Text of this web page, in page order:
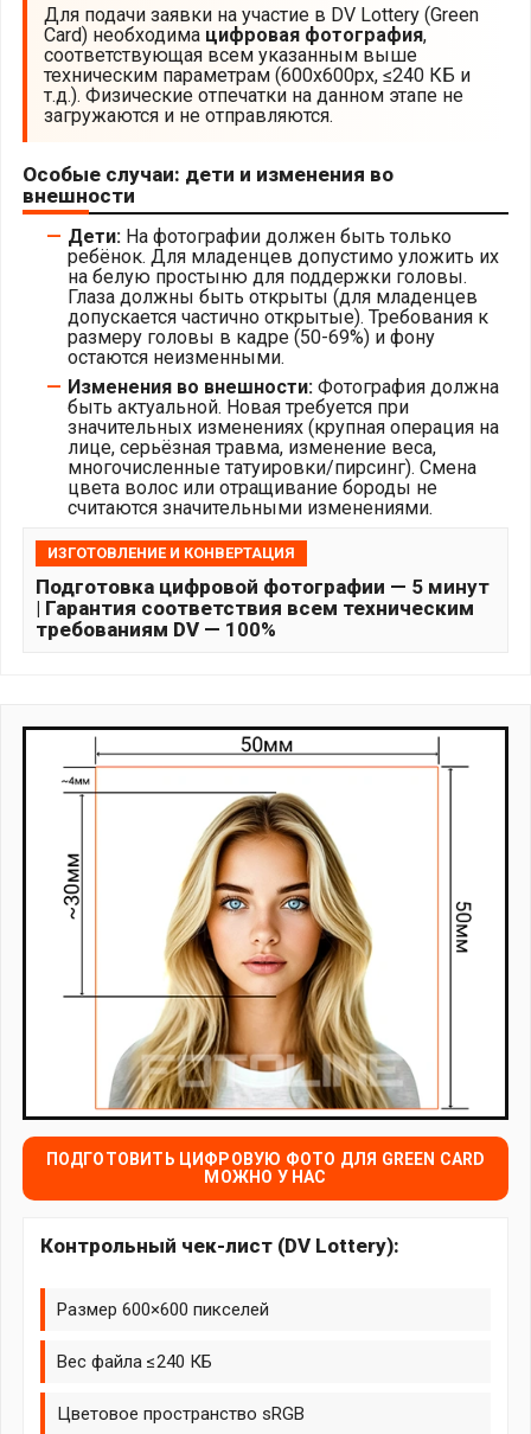
Для подачи заявки на участие в DV Lottery (Green
Card) необходима цифровая фотография,
соответствующая всем указанным выше
техническим параметрам (600x600px, ≤240 КБ и
т.д.). Физические отпечатки на данном этапе не
загружаются и не отправляются.
Особые случаи: дети и изменения во
внешности
Дети: На фотографии должен быть только
ребёнок. Для младенцев допустимо уложить их
на белую простыню для поддержки головы.
Глаза должны быть открыты (для младенцев
допускается частично открытые). Требования к
размеру головы в кадре (50-69%) и фону
остаются неизменными.
Изменения во внешности: Фотография должна
быть актуальной. Новая требуется при
значительных изменениях (крупная операция на
лице, серьёзная травма, изменение веса,
многочисленные татуировки/пирсинг). Смена
цвета волос или отращивание бороды не
считаются значительными изменениями.
ИЗГОТОВЛЕНИЕ И КОНВЕРТАЦИЯ
Подготовка цифровой фотографии — 5 минут
| Гарантия соответствия всем техническим
требованиям DV — 100%
ПОДГОТОВИТЬ ЦИФРОВУЮ ФОТО ДЛЯ GREEN CARD
МОЖНО У НАС
Контрольный чек-лист (DV Lottery):
Размер 600×600 пикселей
Вес файла ≤240 КБ
Цветовое пространство sRGB